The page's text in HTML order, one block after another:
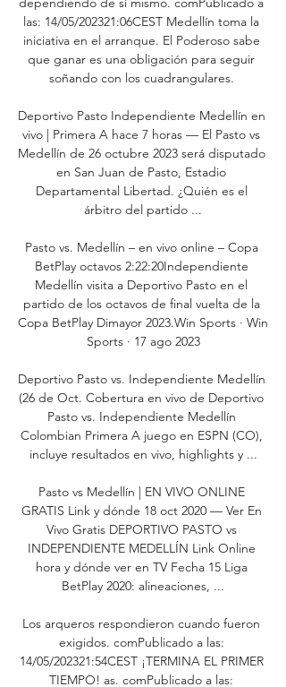
las: 14/05/202321:06CEST Medellín toma la
iniciativa en el arranque. El Poderoso sabe
que ganar es una obligación para seguir
soñando con los cuadrangulares.
Deportivo Pasto Independiente Medellín en
vivo | Primera A hace 7 horas — El Pasto vs
Medellín de 26 octubre 2023 será disputado
en San Juan de Pasto, Estadio
Departamental Libertad. ¿Quién es el
árbitro del partido ...
Pasto vs. Medellín – en vivo online – Copa
BetPlay octavos 2:22:20Independiente
Medellín visita a Deportivo Pasto en el
partido de los octavos de final vuelta de la
Copa BetPlay Dimayor 2023.Win Sports · Win
Sports · 17 ago 2023
Deportivo Pasto vs. Independiente Medellín
(26 de Oct. Cobertura en vivo de Deportivo
Pasto vs. Independiente Medellín
Colombian Primera A juego en ESPN (CO),
incluye resultados en vivo, highlights y ...
Pasto vs Medellín | EN VIVO ONLINE
GRATIS Link y dónde 18 oct 2020 — Ver En
Vivo Gratis DEPORTIVO PASTO vs
INDEPENDIENTE MEDELLÍN Link Online
hora y dónde ver en TV Fecha 15 Liga
BetPlay 2020: alineaciones, ...
Los arqueros respondieron cuando fueron
exigidos. comPublicado a las:
14/05/202321:54CEST ¡TERMINA EL PRIMER
TIEMPO! as. comPublicado a las: